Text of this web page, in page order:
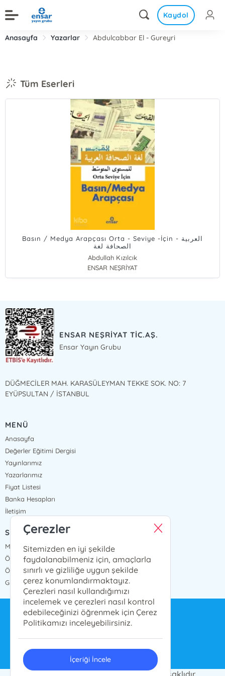
Kaydol
Anasayfa Yazarlar Abdulcabbar El - Gureyri
Tüm Eserleri
Basın / Medya Arapçası Orta - Seviye -İçin - العربية
الصحافة لغة
Abdullah Kızılcık
Abdulcabbar El - Gureyri
ENSAR NEŞRİYAT
ENSAR NEŞRİYAT TİC.AŞ.
Ensar Yayın Grubu
DÜĞMECİLER MAH. KARASÜLEYMAN TEKKE SOK. NO: 7
EYÜPSULTAN / İSTANBUL
MENÜ
Anasayfa
Değerler Eğitimi Dergisi
Yayınlarımız
Yazarlarımız
Fiyat Listesi
Banka Hesapları
İletişim
SÖZLEŞMELER
Mesafeli Satış Sözleşmesi
Ön Bilgilendirme Formu
Ödeme ve Teslimat
Gizlilik ve Güvenlik
bilgi@ensarnesriyat.com.tr
Çerezler
Sitemizden en iyi şekilde
faydalanabilmeniz için, amaçlarla
sınırlı ve gizliliğe uygun şekilde
çerez konumlandırmaktayız.
Çerezleri nasıl kullandığımızı
incelemek ve çerezleri nasıl kontrol
edebileceğinizi öğrenmek için Çerez
Politikamızı inceleyebilirsiniz.
İçeriği İncele